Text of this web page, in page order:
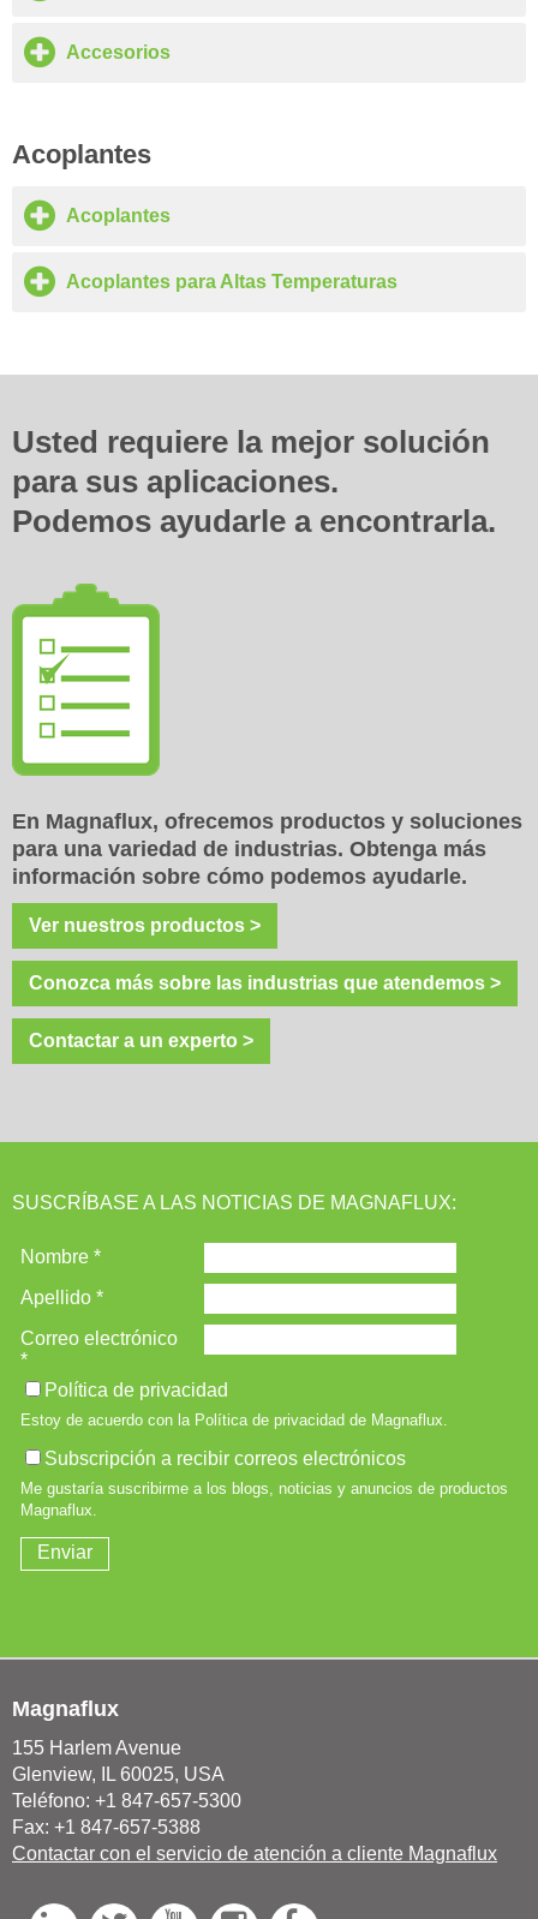
Accesorios
Acoplantes
Acoplantes
Acoplantes para Altas Temperaturas
Usted requiere la mejor solución
para sus aplicaciones.
Podemos ayudarle a encontrarla.
En Magnaflux, ofrecemos productos y soluciones
para una variedad de industrias. Obtenga más
información sobre cómo podemos ayudarle.
Ver nuestros productos >
Conozca más sobre las industrias que atendemos >
Contactar a un experto >
SUSCRÍBASE A LAS NOTICIAS DE MAGNAFLUX:
Magnaflux
155 Harlem Avenue
Glenview, IL 60025, USA
Teléfono: +1 847-657-5300
Fax: +1 847-657-5388
Contactar con el servicio de atención a cliente Magnaflux